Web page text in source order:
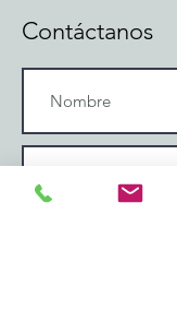
Contáctanos